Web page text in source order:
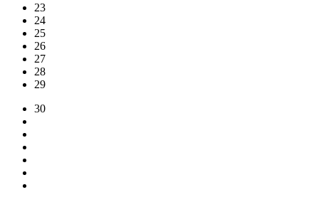
23
24
25
26
27
28
29
30